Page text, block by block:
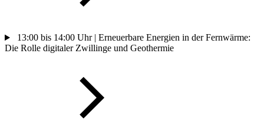
13:00 bis 14:00 Uhr | Erneuerbare Energien in der Fernwärme:
Die Rolle digitaler Zwillinge und Geothermie